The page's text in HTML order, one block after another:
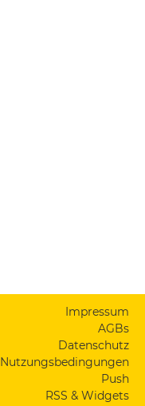
Impressum
AGBs
Datenschutz
Nutzungsbedingungen
Push
RSS & Widgets